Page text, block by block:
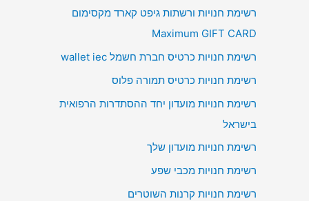
רשימת חנויות ורשתות גיפט קארד מקסימום
Maximum GIFT CARD
רשימת חנויות כרטיס חברת חשמל wallet iec
רשימת חנויות כרטיס תמורה פלוס
רשימת חנויות מועדון יחד ההסתדרות הרפואית
בישראל
רשימת חנויות מועדון שלך
רשימת חנויות מכבי שפע
רשימת חנויות קרנות השוטרים